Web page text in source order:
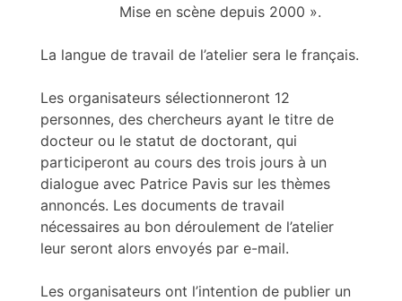
Mise en scène depuis 2000 ».
La langue de travail de l’atelier sera le français.
Les organisateurs sélectionneront 12
personnes, des chercheurs ayant le titre de
docteur ou le statut de doctorant, qui
participeront au cours des trois jours à un
dialogue avec Patrice Pavis sur les thèmes
annoncés. Les documents de travail
nécessaires au bon déroulement de l’atelier
leur seront alors envoyés par e-mail.
Les organisateurs ont l’intention de publier un